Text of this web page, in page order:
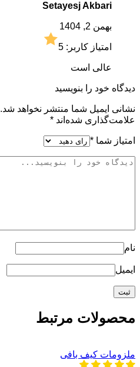
Setayesj Akbari
بهمن 2, 1404
امتیاز کاربر: 5
عالی است
دیدگاه خود را بنویسید
نشانی ایمیل شما منتشر نخواهد شد.
علامت‌گذاری شده‌اند *
امتیاز شما *
نام
ایمیل
محصولات مرتبط
ملزومات کیف بافی